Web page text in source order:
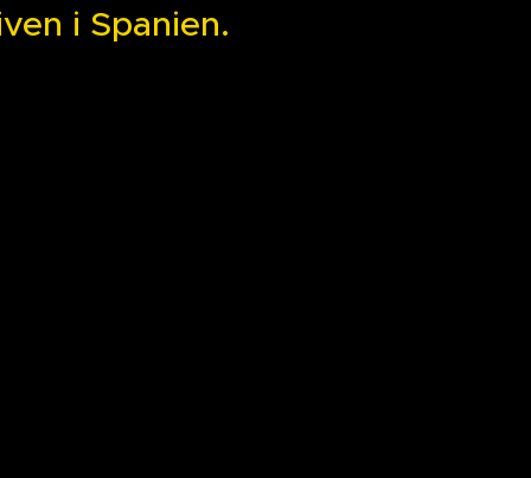
i Spanien.